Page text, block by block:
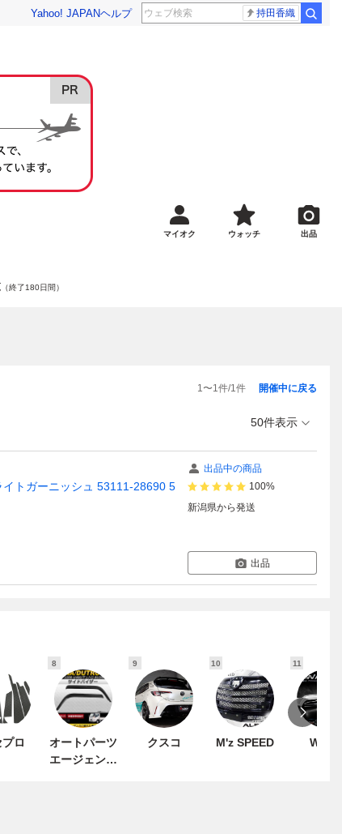
Yahoo! JAPANヘルプ 持田香織
マイオク ウォッチ 出品
（終了180日間）
1〜1件/1件 開催中に戻る
50件表示
トガーニッシュ 53111-28690 5
出品中の商品
100%
新潟県から発送
出品
ロ
8
オートパーツ
エージェンシ
9
クスコ
10
M'z SPEED
11
WALD